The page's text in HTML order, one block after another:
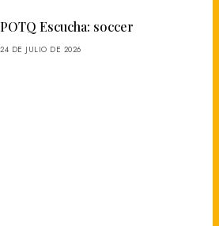
POTQ Escucha: soccer
24 DE JULIO DE 2026